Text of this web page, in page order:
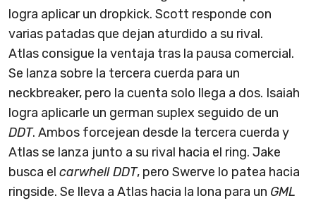
logra aplicar un dropkick. Scott responde con
varias patadas que dejan aturdido a su rival.
Atlas consigue la ventaja tras la pausa comercial.
Se lanza sobre la tercera cuerda para un
neckbreaker, pero la cuenta solo llega a dos. Isaiah
logra aplicarle un german suplex seguido de un
DDT. Ambos forcejean desde la tercera cuerda y
Atlas se lanza junto a su rival hacia el ring. Jake
busca el carwhell DDT, pero Swerve lo patea hacia
ringside. Se lleva a Atlas hacia la lona para un GML